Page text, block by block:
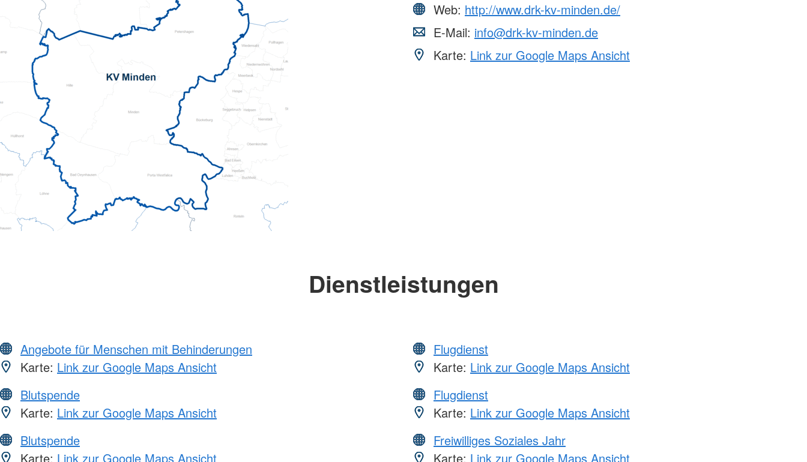
Web: http://www.drk-kv-minden.de/
E-Mail: info@drk-kv-minden.de
Karte: Link zur Google Maps Ansicht
Dienstleistungen
Angebote für Menschen mit Behinderungen
Karte: Link zur Google Maps Ansicht
Blutspende
Karte: Link zur Google Maps Ansicht
Blutspende
Karte: Link zur Google Maps Ansicht
Flugdienst
Karte: Link zur Google Maps Ansicht
Flugdienst
Karte: Link zur Google Maps Ansicht
Freiwilliges Soziales Jahr
Karte: Link zur Google Maps Ansicht